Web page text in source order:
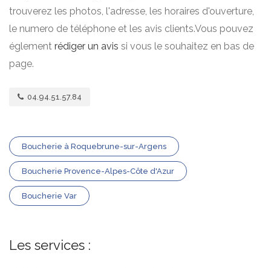
trouverez les photos, l'adresse, les horaires d'ouverture,
le numero de téléphone et les avis clients.Vous pouvez
églement rédiger un avis si vous le souhaitez en bas de
page.
04.94.51.57.84
Boucherie à Roquebrune-sur-Argens
Boucherie Provence-Alpes-Côte d'Azur
Boucherie Var
Les services :